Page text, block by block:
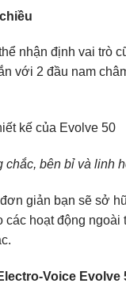
nhận định vai trò
với 2 đầu nam
chắc, bên bỉ và linh
giản bạn sẽ sở
các hoạt động
Voice Evolve